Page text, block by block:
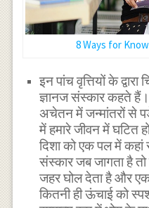
8 Ways for
इन पांच वृत्तियों के
ज्ञानज संस्कार कहते
अचेतन में जन्मांतरों से
में हमारे जीवन में घटित
दिशा को एक पल में
संस्कार जब जागता है
जहर घोल देता है और
कितनी ही ऊंचाई को